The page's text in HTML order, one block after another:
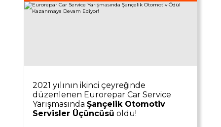
2021 yılının ikinci çeyreğinde
düzenlenen Eurorepar Car Service
Yarışmasında Şançelik Otomotiv
Servisler Üçüncüsü oldu!